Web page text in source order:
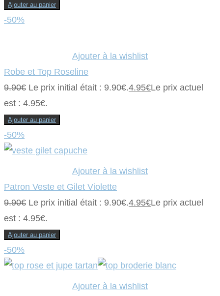
Ajouter au panier
-50%
Ajouter à la wishlist
Robe et Top Roseline
9.90€ Le prix initial était : 9.90€.4.95€Le prix actuel
est : 4.95€.
Ajouter au panier
-50%
Ajouter à la wishlist
Patron Veste et Gilet Violette
9.90€ Le prix initial était : 9.90€.4.95€Le prix actuel
est : 4.95€.
Ajouter au panier
-50%
Ajouter à la wishlist